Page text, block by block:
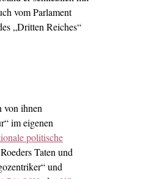
vom Parlament
„Dritten Reiches“
von ihnen
im eigenen
politische
Taten und
und